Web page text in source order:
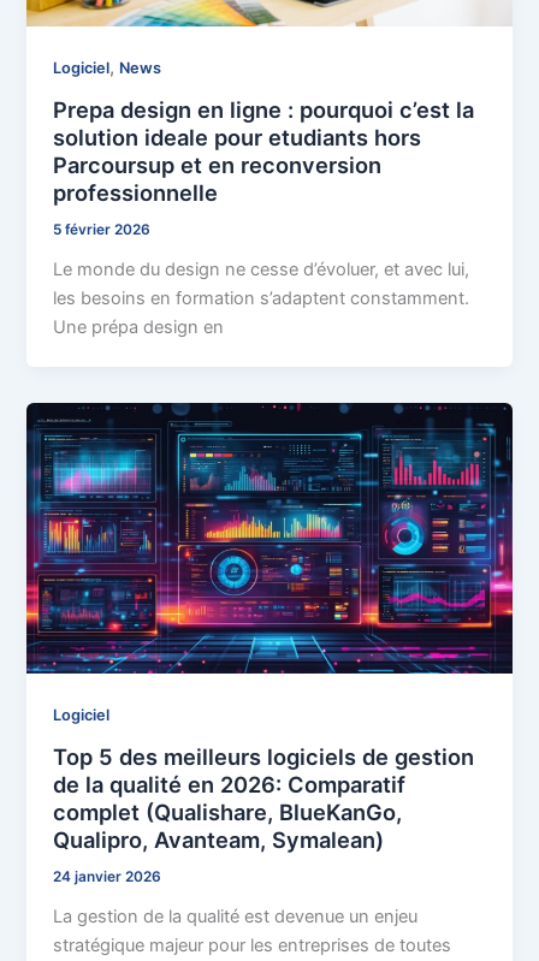
Logiciel, News
Prepa design en ligne : pourquoi c’est la
solution ideale pour etudiants hors
Parcoursup et en reconversion
professionnelle
5 février 2026
Le monde du design ne cesse d’évoluer, et avec lui,
les besoins en formation s’adaptent constamment.
Une prépa design en
Logiciel
Top 5 des meilleurs logiciels de gestion
de la qualité en 2026: Comparatif
complet (Qualishare, BlueKanGo,
Qualipro, Avanteam, Symalean)
24 janvier 2026
La gestion de la qualité est devenue un enjeu
stratégique majeur pour les entreprises de toutes